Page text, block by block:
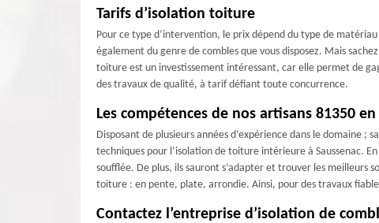
Tarifs d’isolation toiture
Pour ce type d’intervention, le prix dépend du type de
également du genre de combles que vous disposez. Mais
toiture est un investissement intéressant, car elle permet de
des travaux de qualité, à tarif défiant toute concurrence.
Les compétences de nos artisans 81350
Disposant de plusieurs années d’expérience dans le domaine
techniques pour l’isolation de toiture intérieure à Saussenac.
soufflée. De plus, ils sauront s’adapter et trouver les meilleurs
toiture : en pente, plate, arrondie. Ainsi, pour des travaux
Contactez l’entreprise d’isolation de